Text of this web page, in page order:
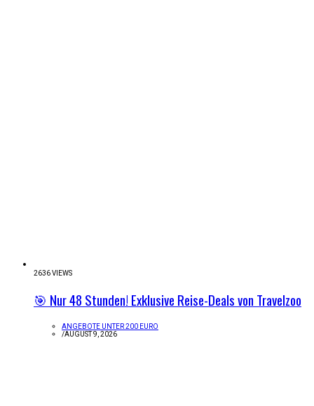
2636 VIEWS
🎯 Nur 48 Stunden! Exklusive Reise-Deals von Travelzoo
ANGEBOTE UNTER 200 EURO
/AUGUST 9, 2026